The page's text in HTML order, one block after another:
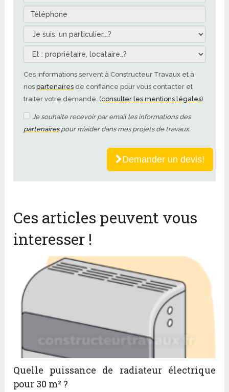
Ces informations servent à Constructeur Travaux et à
nospartenaires de confiance pour vous contacter et
traiter votre demande. (consulter les mentions légales)
Je souhaite recevoir par email les informations des
partenairespour m’aider dans mes projets de travaux.
Demander un devis!
Ces articles peuvent vous
interesser !
Quelle puissance de radiateur électrique
pour 30 m² ?